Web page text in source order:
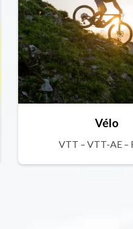
Vélo
VTT – VTT-AE –